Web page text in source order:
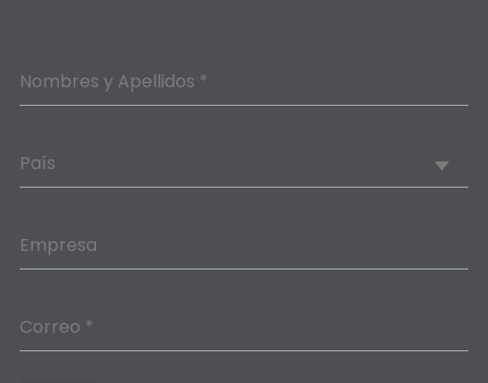
Nombres y Apellidos *
País
Empresa
Correo *